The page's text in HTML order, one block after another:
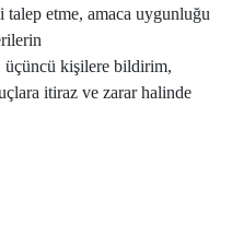
etme, amaca uygunluğu
üçüncü kişilere bildirim,
itiraz ve zarar halinde